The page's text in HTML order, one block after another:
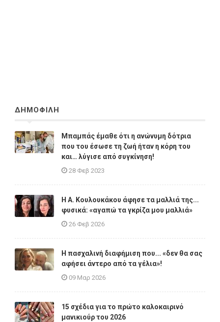
ΔΗΜΟΦΙΛΗ
Μπαμπάς έμαθε ότι η ανώνυμη δότρια
που του έσωσε τη ζωή ήταν η κόρη του
και… λύγισε από συγκίνηση!
28 Φεβ 2023
Η A. Κουλουκάκου άφησε τα μαλλιά της...
φυσικά: «αγαπώ τα γκρίζα μου μαλλιά»
26 Φεβ 2026
Η πασχαλινή διαφήμιση που... «δεν θα σας
αφήσει άντερο από τα γέλια»!
09 Μαρ 2026
15 σχέδια για το πρώτο καλοκαιρινό
μανικιούρ του 2026